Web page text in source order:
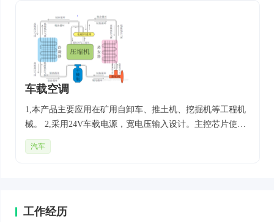
车载空调
1,本产品主要应用在矿用自卸车、推土机、挖掘机等工程机
械。 2,采用24V车载电源，宽电压输入设计。主控芯片使用
AC7811QBFE，符合车规级AEC-Q100汽车电子标准认证规
范。 3,实现车载空调控制系统，并支持基于CAN通信的IAP
汽车
工作经历